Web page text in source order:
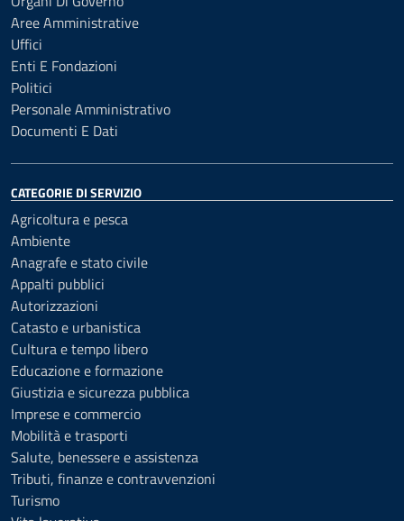
Aree Amministrative
Uffici
Enti E Fondazioni
Politici
Personale Amministrativo
Documenti E Dati
CATEGORIE DI SERVIZIO
Agricoltura e pesca
Ambiente
Anagrafe e stato civile
Appalti pubblici
Autorizzazioni
Catasto e urbanistica
Cultura e tempo libero
Educazione e formazione
Giustizia e sicurezza pubblica
Imprese e commercio
Mobilità e trasporti
Salute, benessere e assistenza
Tributi, finanze e contravvenzioni
Turismo